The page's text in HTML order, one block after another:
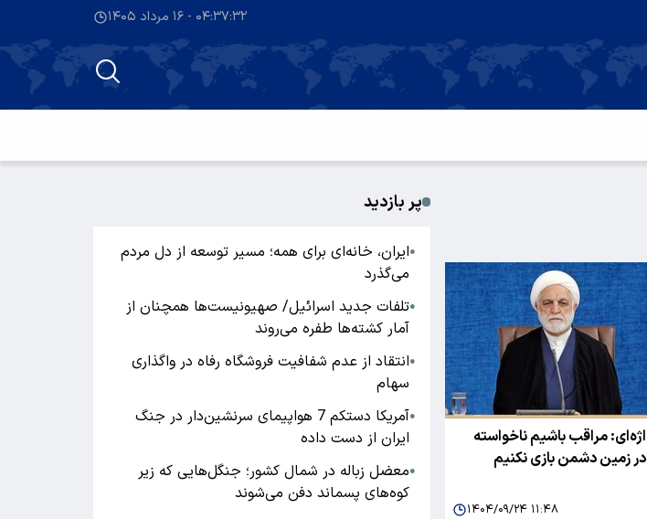
۰۴:۳۷:۳۲ - ۱۶ مرداد ۱۴۰۵
اژه‌ای: مراقب باشیم ناخواسته
در زمین دشمن بازی نکنیم
۱۴۰۴/۰۹/۲۴ ۱۱:۴۸
پر بازدید
●ایران، خانه‌ای برای همه؛ مسیر توسعه از دل مردم
می‌گذرد
●تلفات جدید اسرائیل/ صهیونیست‌ها همچنان از
آمار کشته‌ها طفره می‌روند
●انتقاد از عدم شفافیت فروشگاه رفاه در واگذاری
سهام
●
آمریکا دستکم 7 هواپیمای سرنشین‌دار در جنگ
ایران از دست داده
●معضل زباله در شمال کشور؛ جنگل‌هایی که زیر
کوه‌های پسماند دفن می‌شوند